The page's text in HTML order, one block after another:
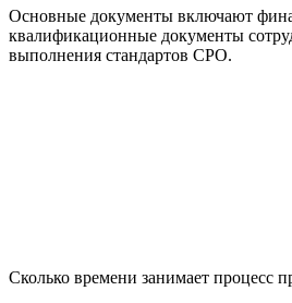
Основные документы включают
квалификационные документы
выполнения стандартов СРО.
Сколько времени занимает процесс